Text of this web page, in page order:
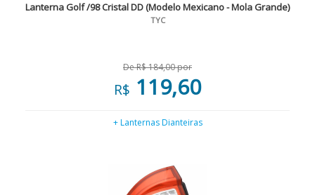
Lanterna Golf /98 Cristal DD (Modelo Mexicano - Mola Grande)
TYC
De R$ 184,00 por
R$ 119,60
+ Lanternas Dianteiras